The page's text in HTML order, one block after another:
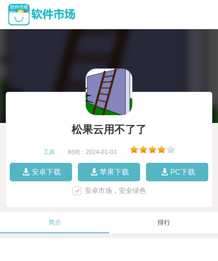
松果云用不了了
工具 时间：2024-01-03
安卓下载 苹果下载 PC下载
安卓市场，安全绿色
简介 排行